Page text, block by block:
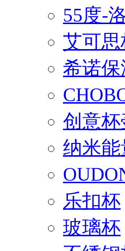
55度-
艾可思
希诺
创意杯
纳米
乐扣杯
玻璃杯